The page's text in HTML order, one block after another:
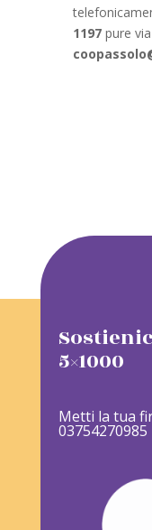
1197pure
5×1000
Metti la tua
03754270985